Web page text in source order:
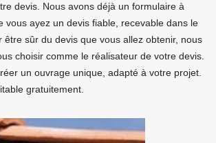
devis. Nous avons déjà un formulaire à
vous ayez un devis fiable, recevable dans le
être sûr du devis que vous allez obtenir, nous
choisir comme le réalisateur de votre devis.
un ouvrage unique, adapté à votre projet.
gratuitement.